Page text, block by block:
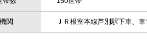
関 ＪＲ根室本線芦別駅下車、